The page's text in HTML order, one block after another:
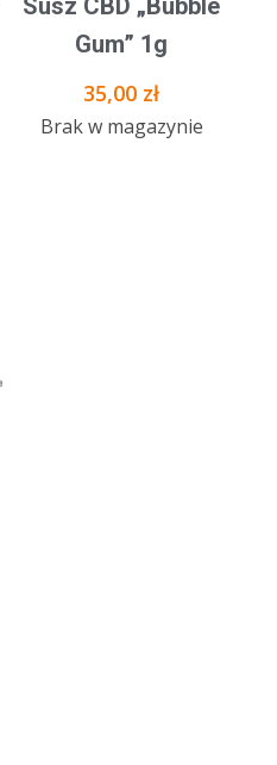
Gum” 1g
35,00 zł
Brak w magazynie